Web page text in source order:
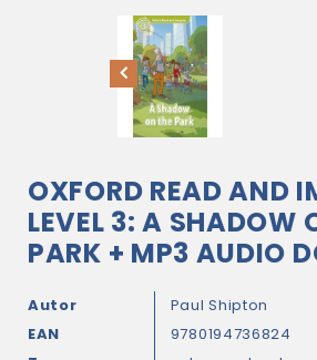
OXFORD READ AND
LEVEL 3: A SHADOW
PARK + MP3 AUDIO
Autor
Paul Shipton
EAN
9780194736824